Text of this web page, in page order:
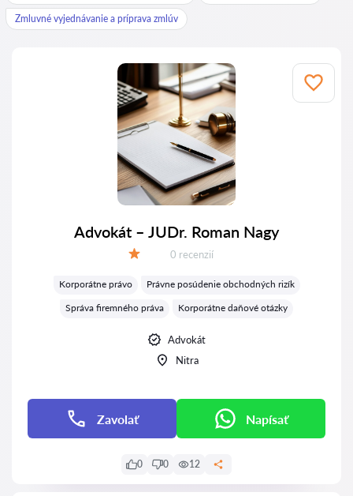
Zmluvné vyjednávanie a príprava zmlúv
Advokát – JUDr. Roman Nagy
Recenzií:
0 recenzií
Korporátne právo
Právne posúdenie obchodných rizík
Správa firemného práva
Korporátne daňové otázky
Advokát
Nitra
Zavolať Napísať
0 0 12